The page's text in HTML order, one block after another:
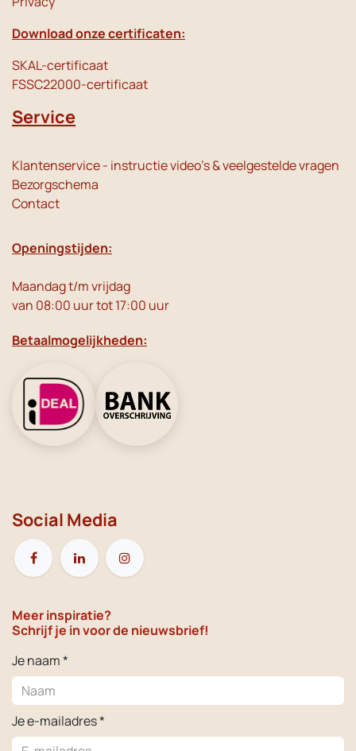
Download onze certificaten:
SKAL-certificaat
FSSC22000-certificaat
Service
Klantenservice - instructie video's & veelgestelde vragen
Bezorgschema
Contact
Openingstijden:
Maandag t/m vrijdag
van 08:00 uur tot 17:00 uur
Betaalmogelijkheden:
Social Media
Meer inspiratie?
Schrijf je in voor de nieuwsbrief!
Je naam *
Je e-mailadres *